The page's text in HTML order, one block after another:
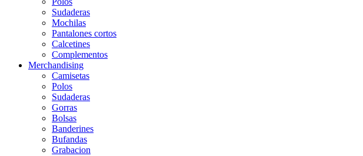
Sudaderas
Mochilas
Pantalones cortos
Calcetines
Complementos
Merchandising
Camisetas
Polos
Sudaderas
Gorras
Bolsas
Banderines
Bufandas
Grabacion